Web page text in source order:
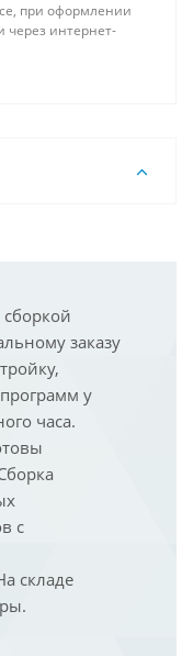
при оформлении
через интернет-
заказу
у
часа.
с
складе